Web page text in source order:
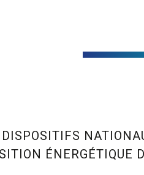
ÉNERGÉTIQUE